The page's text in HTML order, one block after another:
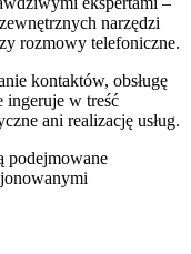
narzędzi
rozmowy telefoniczne.
kontaktów, obsługę
ingeruje w treść
ani realizację usług.
podejmowane